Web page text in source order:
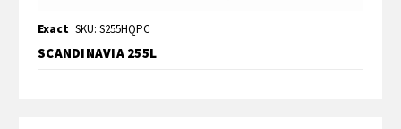
Exact SKU: S255HQPC
SCANDINAVIA 255L